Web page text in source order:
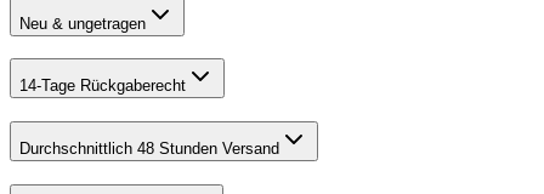
Neu & ungetragen
14-Tage Rückgaberecht
Durchschnittlich 48 Stunden Versand